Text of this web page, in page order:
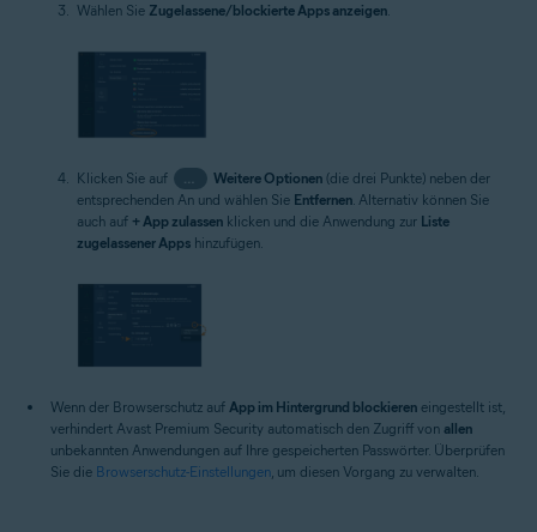
Wählen Sie Zugelassene/blockierte Apps anzeigen.
Klicken Sie auf Weitere Optionen(die drei Punkte) neben der
entsprechenden An und wählen Sie Entfernen . Alternativ können Sie
auch auf + App zulassen klicken und die Anwendung zur Liste
zugelassener Apps hinzufügen.
Wenn der Browserschutz auf App im Hintergrund blockieren eingestellt ist,
verhindert Avast Premium Security automatisch den Zugriff von allen
unbekannten Anwendungen auf Ihre gespeicherten Passwörter. Überprüfen
Sie die Browserschutz-Einstellungen , um diesen Vorgang zu verwalten.